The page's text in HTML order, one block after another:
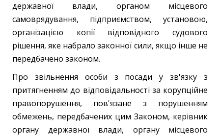
державної влади, органом місцевого
самоврядування, підприємством, установою,
організацією копії відповідного судового
рішення, яке набрало законної сили, якщо інше не
передбачено законом.
Про звільнення особи з посади у зв'язку з
притягненням до відповідальності за корупційне
правопорушення, пов'язане з порушенням
обмежень, передбачених цим Законом, керівник
органу державної влади, органу місцевого